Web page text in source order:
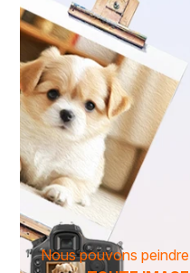
Nous pouvons peindre